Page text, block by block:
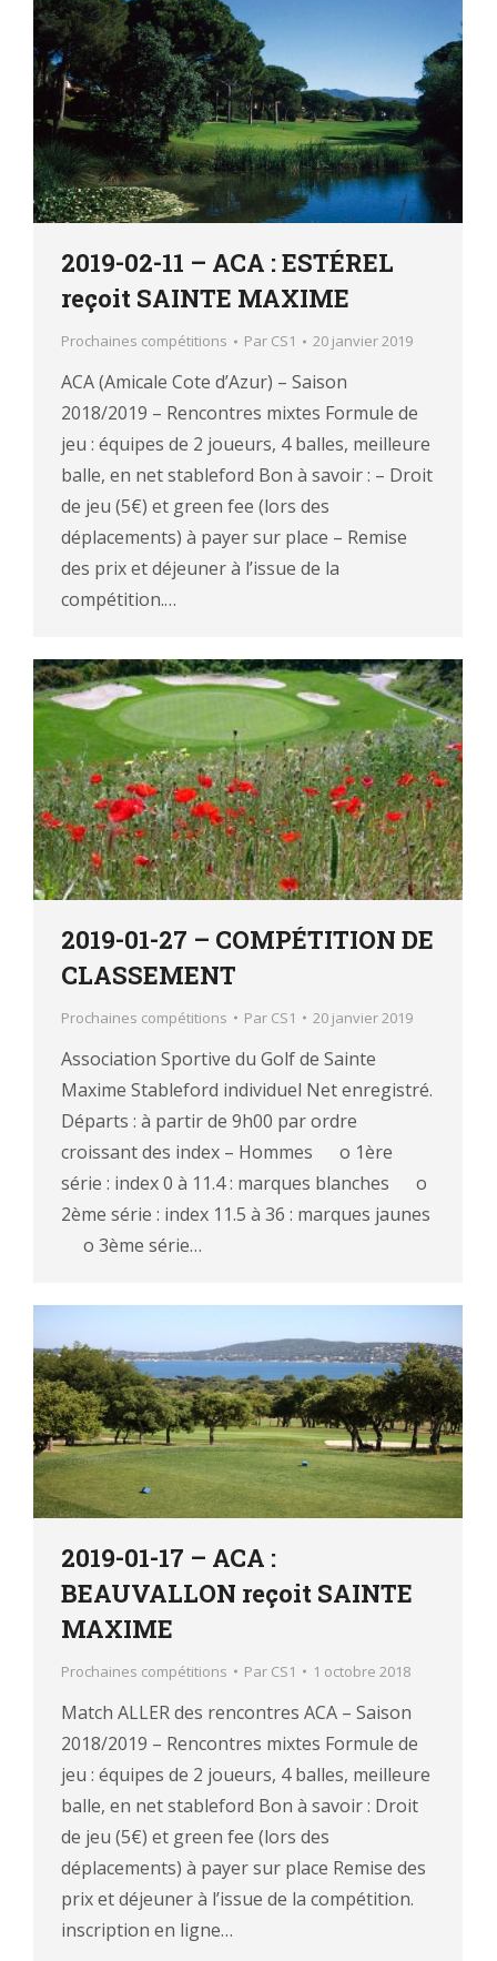
2019-02-11 – ACA : ESTÉREL
reçoit SAINTE MAXIME
Prochaines compétitions Par CS1 20 janvier 2019
ACA (Amicale Cote d’Azur) – Saison
2018/2019 – Rencontres mixtes Formule de
jeu : équipes de 2 joueurs, 4 balles, meilleure
balle, en net stableford Bon à savoir : – Droit
de jeu (5€) et green fee (lors des
déplacements) à payer sur place – Remise
des prix et déjeuner à l’issue de la
compétition.…
2019-01-27 – COMPÉTITION DE
CLASSEMENT
Prochaines compétitions Par CS1 20 janvier 2019
Association Sportive du Golf de Sainte
Maxime Stableford individuel Net enregistré.
Départs : à partir de 9h00 par ordre
croissant des index – Hommes o 1ère
série : index 0 à 11.4 : marques blanches o
2ème série : index 11.5 à 36 : marques jaunes
o 3ème série…
2019-01-17 – ACA :
BEAUVALLON reçoit SAINTE
MAXIME
Prochaines compétitions Par CS1 1 octobre 2018
Match ALLER des rencontres ACA – Saison
2018/2019 – Rencontres mixtes Formule de
jeu : équipes de 2 joueurs, 4 balles, meilleure
balle, en net stableford Bon à savoir : Droit
de jeu (5€) et green fee (lors des
déplacements) à payer sur place Remise des
prix et déjeuner à l’issue de la compétition.
inscription en ligne…